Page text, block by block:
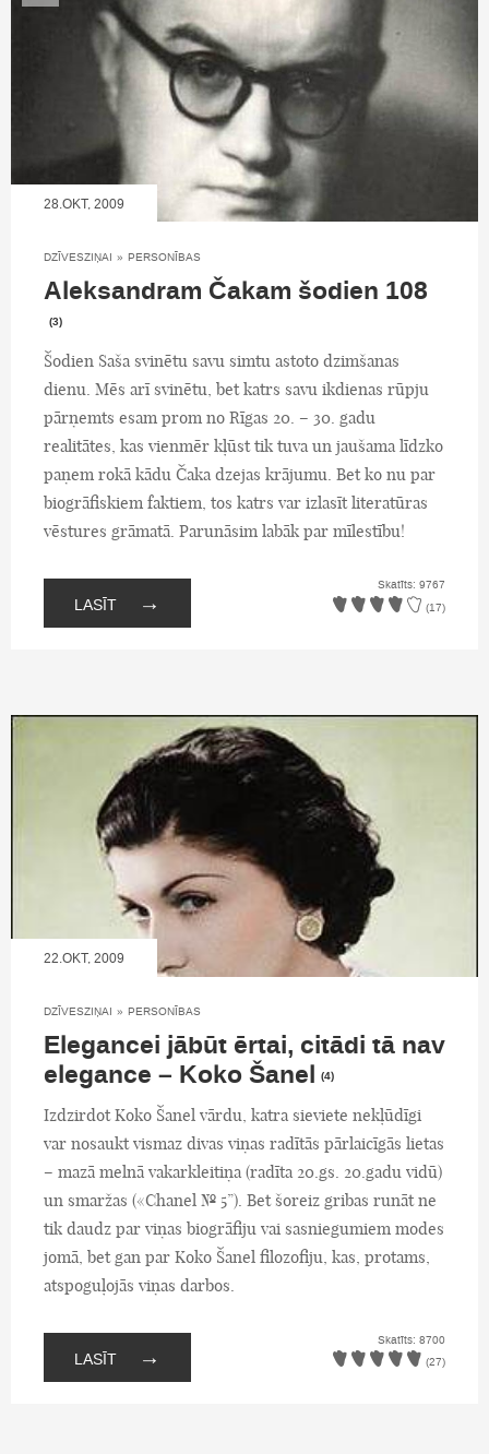
28.OKT, 2009
DZĪVESZIŅAI » PERSONĪBAS
Aleksandram Čakam šodien 108
(3)
Šodien Saša svinētu savu simtu astoto dzimšanas
dienu. Mēs arī svinētu, bet katrs savu ikdienas rūpju
pārņemts esam prom no Rīgas 20. – 30. gadu
realitātes, kas vienmēr kļūst tik tuva un jaušama līdzko
paņem rokā kādu Čaka dzejas krājumu. Bet ko nu par
biogrāfiskiem faktiem, tos katrs var izlasīt literatūras
vēstures grāmatā. Parunāsim labāk par mīlestību!
LASĪT →
Skatīts: 9767
(17)
22.OKT, 2009
DZĪVESZIŅAI » PERSONĪBAS
Elegancei jābūt ērtai, citādi tā nav
elegance – Koko Šanel (4)
Izdzirdot Koko Šanel vārdu, katra sieviete nekļūdīgi
var nosaukt vismaz divas viņas radītās pārlaicīgās lietas
– mazā melnā vakarkleitiņa (radīta 20.gs. 20.gadu vidū)
un smaržas («Chanel № 5”). Bet šoreiz gribas runāt ne
tik daudz par viņas biogrāfiju vai sasniegumiem modes
jomā, bet gan par Koko Šanel filozofiju, kas, protams,
atspoguļojās viņas darbos.
LASĪT →
Skatīts: 8700
(27)